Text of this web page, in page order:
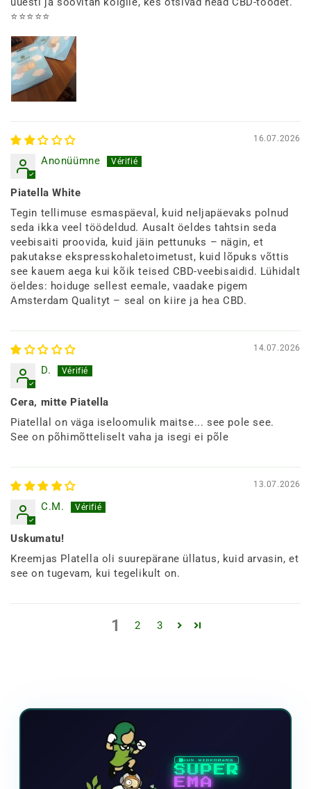
⭐⭐⭐⭐⭐
16.07.2026
Anonüümne
Piatella White
Tegin tellimuse esmaspäeval, kuid neljapäevaks polnud
seda ikka veel töödeldud. Ausalt öeldes tahtsin seda
veebisaiti proovida, kuid jäin pettunuks – nägin, et
pakutakse ekspresskohaletoimetust, kuid lõpuks võttis
see kauem aega kui kõik teised CBD-veebisaidid. Lühidalt
öeldes: hoiduge sellest eemale, vaadake pigem
Amsterdam Qualityt – seal on kiire ja hea CBD.
14.07.2026
D.
Cera, mitte Piatella
Piatellal on väga iseloomulik maitse... see pole see.
See on põhimõtteliselt vaha ja isegi ei põle
13.07.2026
C.M.
Uskumatu!
Kreemjas Platella oli suurepärane üllatus, kuid arvasin, et
see on tugevam, kui tegelikult on.
1 2 3
UUS VIDEOMÄNG
SUPER
EMA